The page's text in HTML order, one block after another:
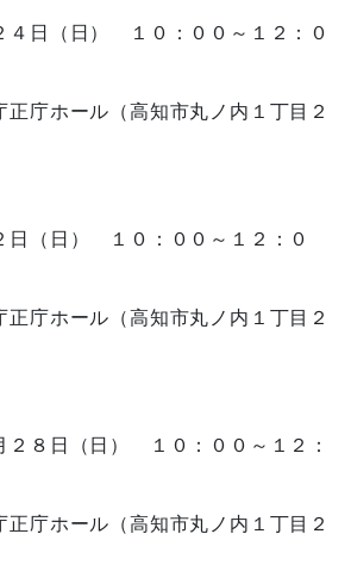
日（日） １０：００～１２：０
（高知市丸ノ内１丁目２
１０：００～１２：０
（高知市丸ノ内１丁目２
日） １０：００～１２：
（高知市丸ノ内１丁目２